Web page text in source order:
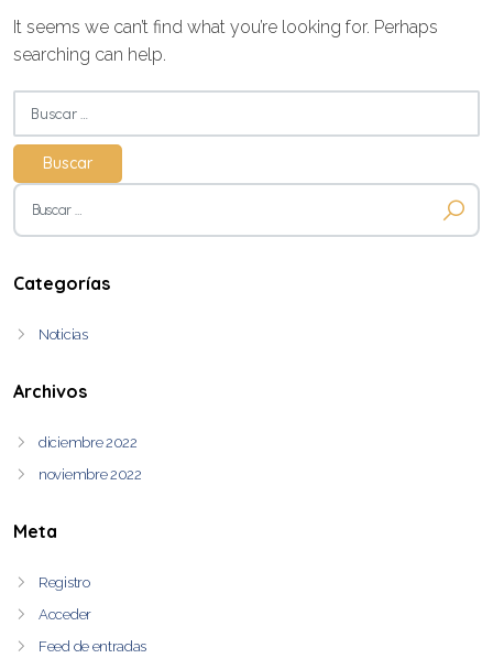
It seems we can’t find what you’re looking for. Perhaps
searching can help.
Buscar:
Buscar:
Categorías
Noticias
Archivos
diciembre 2022
noviembre 2022
Meta
Registro
Acceder
Feed de entradas